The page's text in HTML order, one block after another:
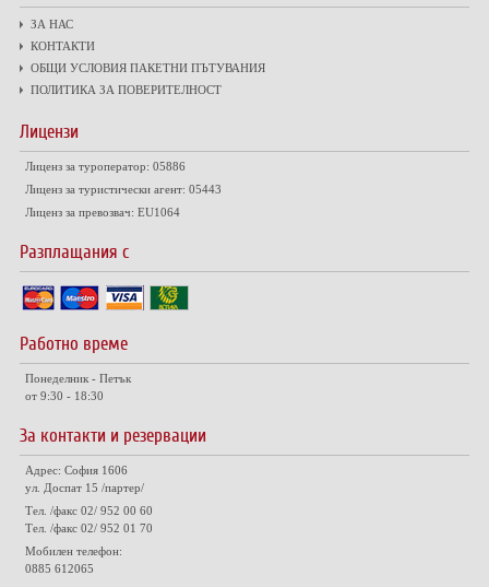
ЗА НАС
КОНТАКТИ
ОБЩИ УСЛОВИЯ ПАКЕТНИ ПЪТУВАНИЯ
ПОЛИТИКА ЗА ПОВЕРИТЕЛНОСТ
Лицензи
Лиценз за туроператор: 05886
Лиценз за туристически агент: 05443
Лиценз за превозвач: EU1064
Разплащания с
Работно време
Понеделник - Петък
от 9:30 - 18:30
За контакти и резервации
Адрес: София 1606
ул. Доспат 15 /партер/
Тел. /факс 02/ 952 00 60
Тел. /факс 02/ 952 01 70
Мобилен телефон:
0885 612065